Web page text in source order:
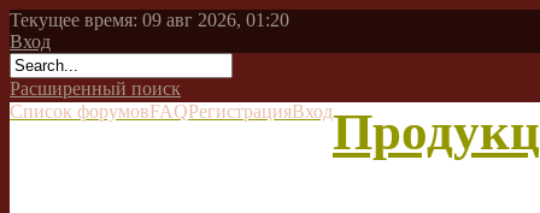
Текущее время: 09 авг 2026, 01:20
Вход
Расширенный поиск
Список форумовFAQРегистрацияВход